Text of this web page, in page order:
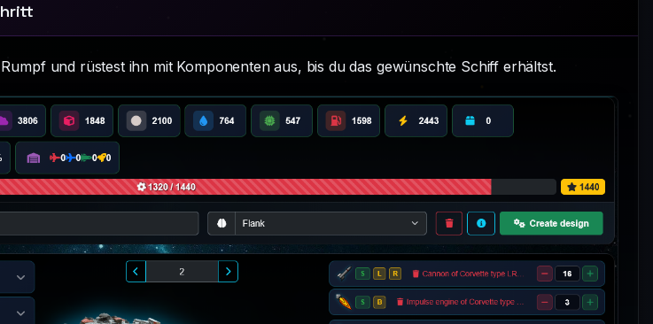
und rüstest ihn mit Komponenten aus, bis du das gewünschte Schiff erhältst.